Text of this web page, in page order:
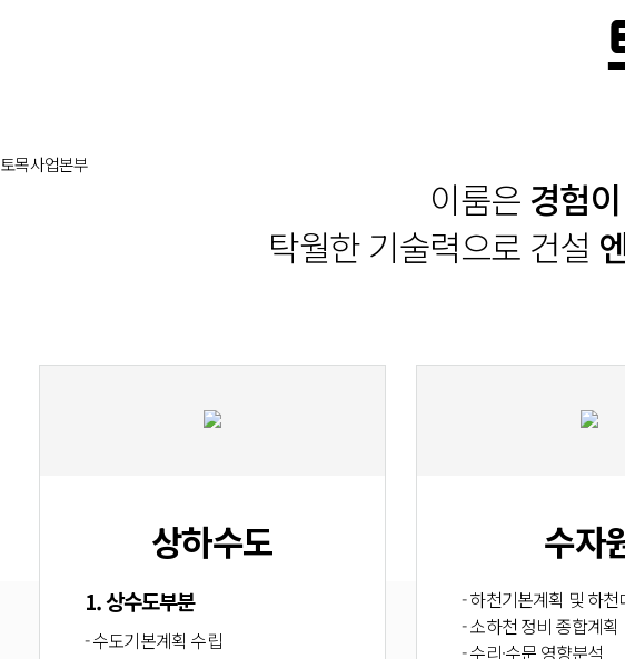
토목사업본부
이룸은 경험
탁월한 기술력으로 건설
상하수도
1. 상수도부분
- 수도기본계획 수립
수자
- 하천기본계획 및 하천
- 소하천 정비 종합계획
- 수리·수문 영향분석